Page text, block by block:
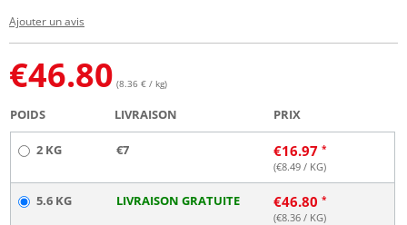
Ajouter un avis
€46.80 (8.36 € / kg)
POIDS LIVRAISON PRIX
2 KG €7 €16.97
(€8.49 / KG)
5.6 KG LIVRAISON GRATUITE €46.80
(€8.36 / KG)